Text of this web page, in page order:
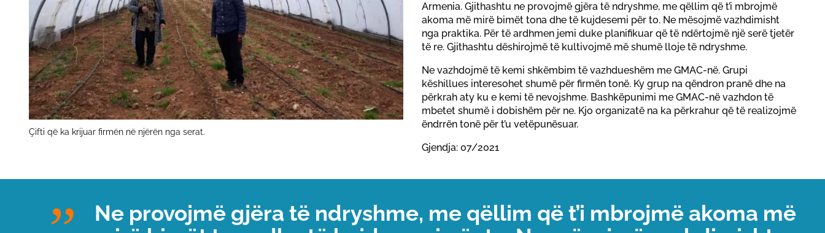
Çifti që ka krijuar firmën në njërën nga serat.
Armenia. Gjithashtu ne provojmë gjëra të ndryshme, me qëllim që t’i mbrojmë
akoma më mirë bimët tona dhe të kujdesemi për to. Ne mësojmë vazhdimisht
nga praktika. Për të ardhmen jemi duke planifikuar që të ndërtojmë një serë tjetër
të re. Gjithashtu dëshirojmë të kultivojmë më shumë lloje të ndryshme.
Ne vazhdojmë të kemi shkëmbim të vazhdueshëm me GMAC-në. Grupi
këshillues interesohet shumë për firmën tonë. Ky grup na qëndron pranë dhe na
përkrah aty ku e kemi të nevojshme. Bashkëpunimi me GMAC-në vazhdon të
mbetet shumë i dobishëm për ne. Kjo organizatë na ka përkrahur që të realizojmë
ëndrrën tonë për t’u vetëpunësuar.
Gjendja: 07/2021
Ne provojmë gjëra të ndryshme, me qëllim që t’i mbrojmë akoma më